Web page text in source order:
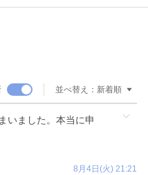
並べ替え： 新着順
いました。本当に申
8月4日(火) 21:21